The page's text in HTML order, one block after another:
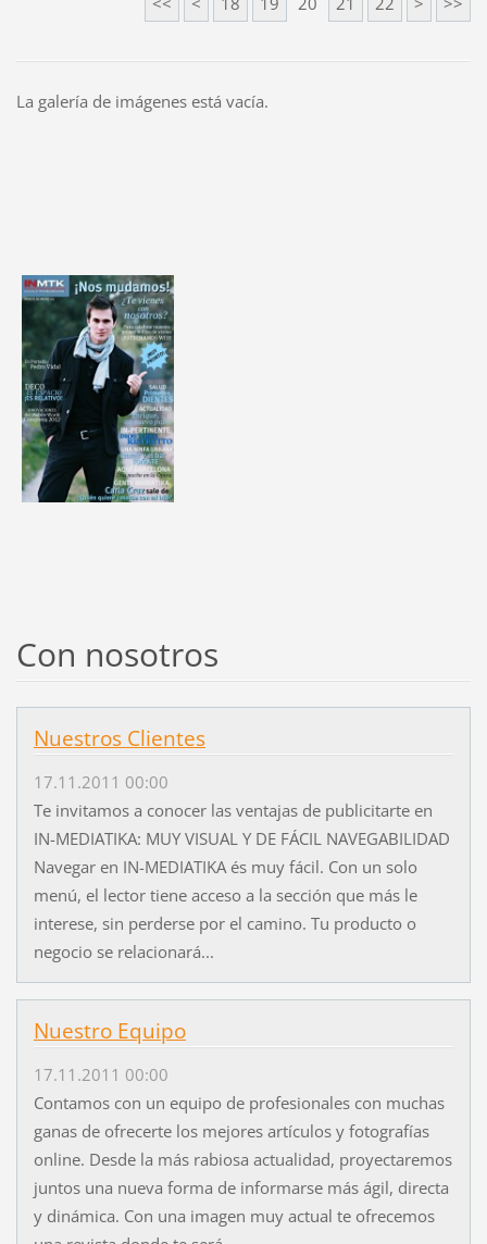
La galería de imágenes está vacía.
Con nosotros
Nuestros Clientes
17.11.2011 00:00
Te invitamos a conocer las ventajas de publicitarte en
IN-MEDIATIKA: MUY VISUAL Y DE FÁCIL NAVEGABILIDAD
Navegar en IN-MEDIATIKA és muy fácil. Con un solo
menú, el lector tiene acceso a la sección que más le
interese, sin perderse por el camino. Tu producto o
negocio se relacionará...
Nuestro Equipo
17.11.2011 00:00
Contamos con un equipo de profesionales con muchas
ganas de ofrecerte los mejores artículos y fotografías
online. Desde la más rabiosa actualidad, proyectaremos
juntos una nueva forma de informarse más ágil, directa
y dinámica. Con una imagen muy actual te ofrecemos